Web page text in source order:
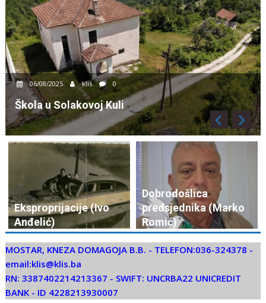
06/08/2025 klis 0
Osnovna škola u Seonici
Eksproprijacije (Ivo
Anđelić)
Dobrodošlica
predsjednika (Marko
Romić)
MOSTAR, KNEZA DOMAGOJA B.B. - TELEFON:036-324378 -
email:klis@klis.ba
RN: 3387402214213367 - SWIFT: UNCRBA22 UNICREDIT
BANK - ID 4228213930007